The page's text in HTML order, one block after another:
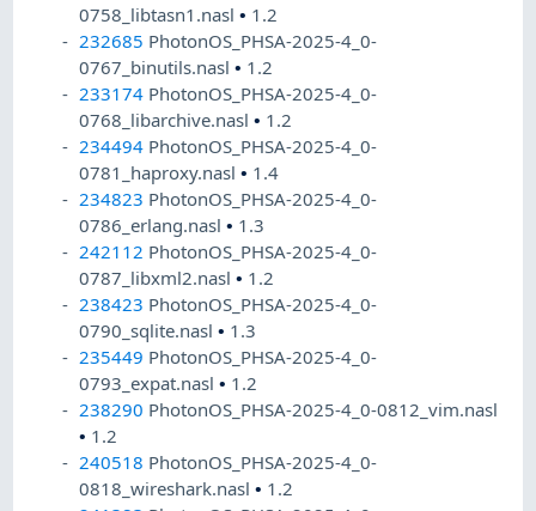
0758_libtasn1.nasl• 1.2
232685 PhotonOS_PHSA-2025-4_0-
0767_binutils.nasl• 1.2
233174 PhotonOS_PHSA-2025-4_0-
0768_libarchive.nasl• 1.2
234494 PhotonOS_PHSA-2025-4_0-
0781_haproxy.nasl• 1.4
234823 PhotonOS_PHSA-2025-4_0-
0786_erlang.nasl• 1.3
242112 PhotonOS_PHSA-2025-4_0-
0787_libxml2.nasl• 1.2
238423 PhotonOS_PHSA-2025-4_0-
0790_sqlite.nasl• 1.3
235449 PhotonOS_PHSA-2025-4_0-
0793_expat.nasl• 1.2
238290 PhotonOS_PHSA-2025-4_0-0812_vim.nasl
• 1.2
240518 PhotonOS_PHSA-2025-4_0-
0818_wireshark.nasl• 1.2